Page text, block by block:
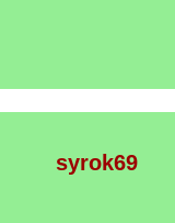
syrok69